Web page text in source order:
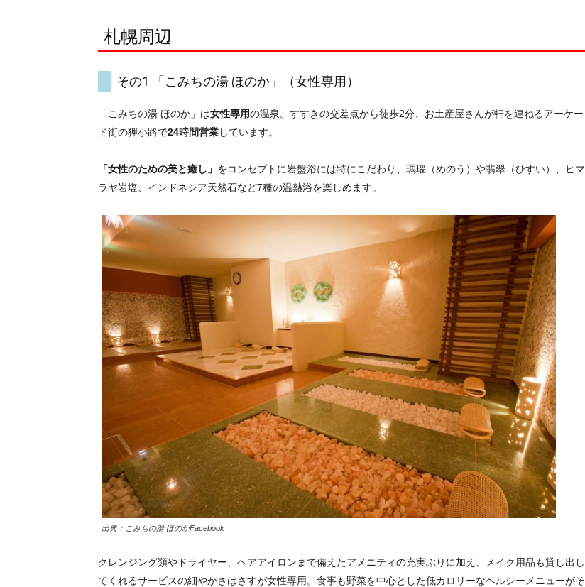
札幌周辺
その1 「こみちの湯 ほのか」（女性専用）
「こみちの湯 ほのか」は女性専用の温泉。すすきの交差点から徒歩2分、お土産屋さんが軒を連ねるアーケー
ド街の狸小路で24時間営業しています。
「女性のための美と癒し」 をコンセプトに岩盤浴には特にこだわり、瑪瑙（めのう）や翡翠（ひすい）、ヒマ
ラヤ岩塩、インドネシア天然石など7種の温熱浴を楽しめます。
出典：こみちの湯 ほのかFacebook
クレンジング類やドライヤー、ヘアアイロンまで備えたアメニティの充実ぶりに加え、メイク用品も貸し出し
てくれるサービスの細やかさはさすが女性専用。食事も野菜を中心とした低カロリーなヘルシーメニューがそ